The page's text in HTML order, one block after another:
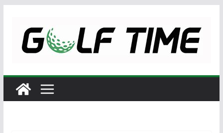
content